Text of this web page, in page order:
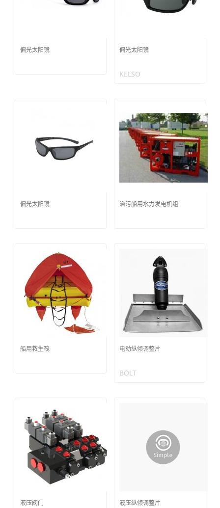
偏光太阳镜 偏光太阳镜
KELSO
偏光太阳镜 治污船用水力发电机组
船用救生筏 电动纵倾调整片
BOLT
液压阀门 液压纵倾调整片